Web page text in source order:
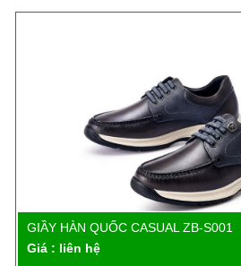
Chi tiết
GIẦY HÀN QUỐC CASUAL ZB-S001
Giá : liên hệ